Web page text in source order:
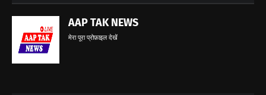
AAP TAK NEWS
मेरा पूरा प्रोफ़ाइल देखें